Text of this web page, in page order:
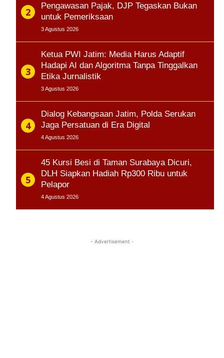
Pengawasan Pajak, DJP Tegaskan Bukan
untuk Pemeriksaan
3 Agustus 2026
Ketua PWI Jatim: Media Harus Adaptif
Hadapi AI dan Algoritma Tanpa Tinggalkan
Etika Jurnalistik
3 Agustus 2026
Dialog Kebangsaan Jatim, Polda Serukan
Jaga Persatuan di Era Digital
4 Agustus 2026
45 Kursi Besi di Taman Surabaya Dicuri,
DLH Siapkan Hadiah Rp300 Ribu untuk
Pelapor
4 Agustus 2026
- Advertisement -